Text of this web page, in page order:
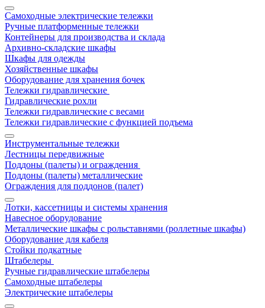
Самоходные электрические тележки
Ручные платформенные тележки
Контейнеры для производства и склада
Архивно-складские шкафы
Шкафы для одежды
Хозяйственные шкафы
Оборудование для хранения бочек
Тележки гидравлические
Гидравлические рохли
Тележки гидравлические с весами
Тележки гидравлические с функцией подъема
Инструментальные тележки
Лестницы передвижные
Поддоны (палеты) и ограждения
Поддоны (палеты) металлические
Ограждения для поддонов (палет)
Лотки, кассетницы и системы хранения
Навесное оборудование
Металлические шкафы с рольставнями (роллетные шкафы)
Оборудование для кабеля
Стойки подкатные
Штабелеры
Ручные гидравлические штабелеры
Самоходные штабелеры
Электрические штабелеры